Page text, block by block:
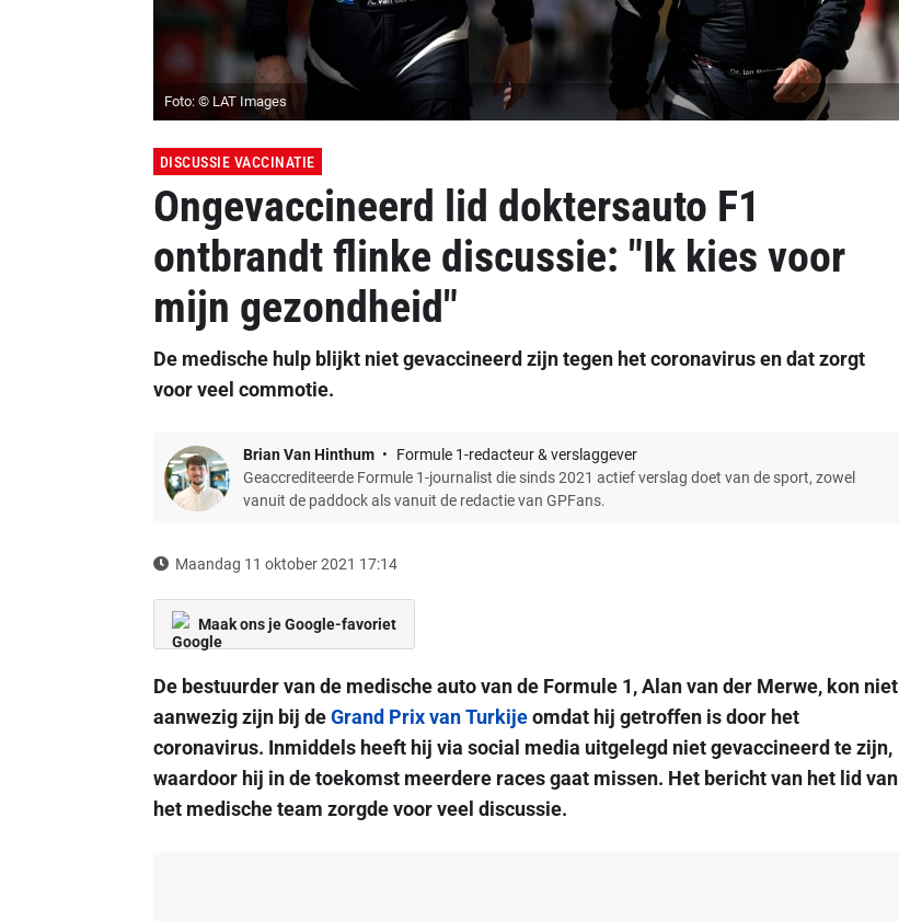
Foto: © LAT Images
DISCUSSIE VACCINATIE
Ongevaccineerd lid doktersauto F1
ontbrandt flinke discussie: "Ik kies voor
mijn gezondheid"
De medische hulp blijkt niet gevaccineerd zijn tegen het coronavirus en dat zorgt
voor veel commotie.
Brian Van Hinthum
Formule 1-redacteur & verslaggever
Geaccrediteerde Formule 1-journalist die sinds 2021 actief verslag doet van de sport, zowel
vanuit de paddock als vanuit de redactie van GPFans.
Maandag 11 oktober 2021 17:14
Maak ons je Google-favoriet
De bestuurder van de medische auto van de Formule 1, Alan van der Merwe, kon niet
aanwezig zijn bij deGrand Prix van Turkijeomdat hij getroffen is door het
coronavirus. Inmiddels heeft hij via social media uitgelegd niet gevaccineerd te zijn,
waardoor hij in de toekomst meerdere races gaat missen. Het bericht van het lid van
het medische team zorgde voor veel discussie.